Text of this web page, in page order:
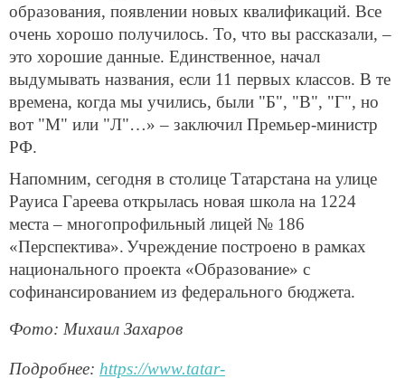
образования, появлении новых квалификаций. Все
очень хорошо получилось. То, что вы рассказали, –
это хорошие данные. Единственное, начал
выдумывать названия, если 11 первых классов. В те
времена, когда мы учились, были "Б", "В", "Г", но
вот "М" или "Л"…» – заключил Премьер-министр
РФ.
Напомним, сегодня в столице Татарстана на улице
Рауиса Гареева открылась новая школа на 1224
места – многопрофильный лицей № 186
«Перспектива».Учреждение построено в рамках
национального проекта «Образование» с
софинансированием из федерального бюджета.
Фото: Михаил Захаров
Подробнее: https://www.tatar-